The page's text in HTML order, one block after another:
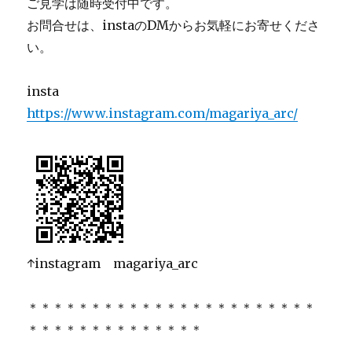
お問合せは、instaのDMからお気軽にお寄せくださ
い。
insta
https://www.instagram.com/magariya_arc/
↑instagram magariya_arc
＊＊＊＊＊＊＊＊＊＊＊＊＊＊＊＊＊＊＊＊＊＊＊
＊＊＊＊＊＊＊＊＊＊＊＊＊＊